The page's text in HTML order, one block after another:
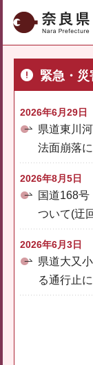
奈良県
緊急・災
2026年6月29日
県道東川
法面崩落
2026年8月5日
国道168
ついて(迂
2026年6月3日
県道大又
る通行止